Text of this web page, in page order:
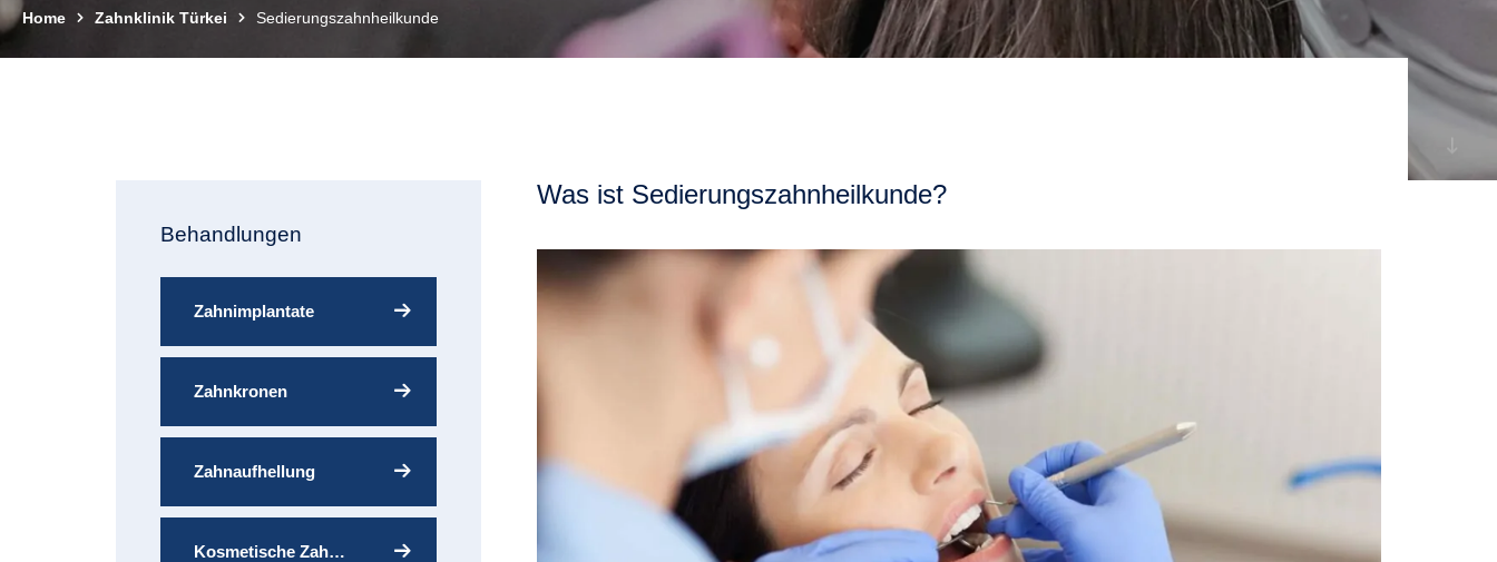
Home Zahnklinik Türkei Sedierungszahnheilkunde
Was ist Sedierungszahnheilkunde?
Behandlungen
Zahnimplantate
Zahnkronen
Zahnaufhellung
Kosmetische Zahnmedizin